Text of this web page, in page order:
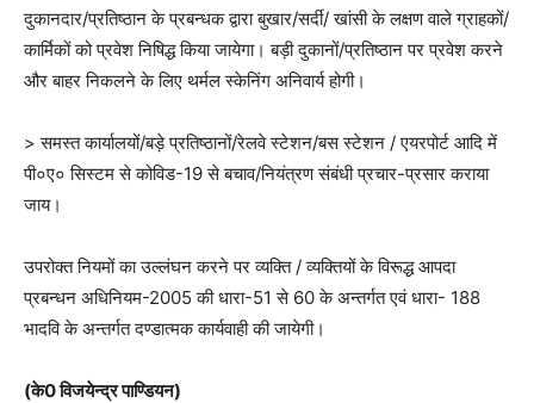
दुकानदार/प्रतिष्ठान के प्रबन्धक द्वारा बुखार/सर्दी/ खांसी के लक्षण वाले ग्राहकों/
कार्मिकों को प्रवेश निषिद्ध किया जायेगा। बड़ी दुकानों/प्रतिष्ठान पर प्रवेश करने
और बाहर निकलने के लिए थर्मल स्केनिंग अनिवार्य होगी।
> समस्त कार्यालयों/बड़े प्रतिष्ठानों/रेलवे स्टेशन/बस स्टेशन / एयरपोर्ट आदि में
पी०ए० सिस्टम से कोविड-19 से बचाव/नियंत्रण संबंधी प्रचार-प्रसार कराया
जाय।
उपरोक्त नियमों का उल्लंघन करने पर व्यक्ति / व्यक्तियों के विरूद्ध आपदा
प्रबन्धन अधिनियम-2005 की धारा-51 से 60 के अन्तर्गत एवं धारा- 188
भादवि के अन्तर्गत दण्डात्मक कार्यवाही की जायेगी।
(के0 विजयेन्द्र पाण्डियन)